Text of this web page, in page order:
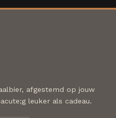
afgestemd op jouw
leuker als cadeau.